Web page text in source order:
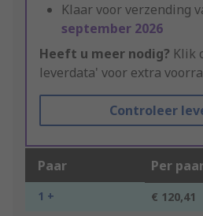
Klaar voor verzending
september 2026
Heeft u meer nodig? Klik
leverdata' voor extra
Controleer
Paar Per
1 + € 120,41